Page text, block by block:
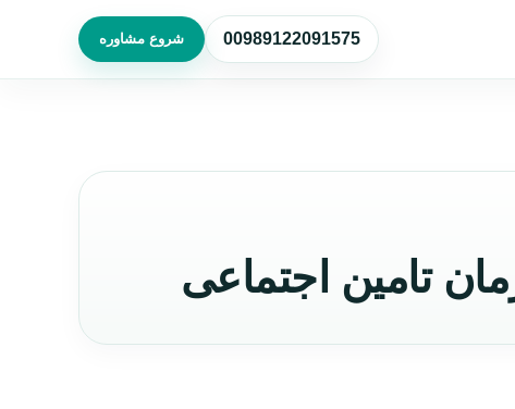
00989122091575 شروع مشاوره
تامین اجتماعی